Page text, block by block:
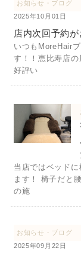
お知らせ・ブログ
2025年10月01日
店内次回予約が
いつもMoreHair
す！！恵比寿店
好評い
当店ではベッド
ます！ 椅子だと
の施
お知らせ・ブログ
2025年09月22日